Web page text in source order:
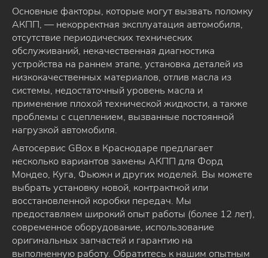
Основные факторы, которые могут вызвать поломку
АКПП, — некорректная эксплуатация автомобиля,
отсутствие периодических технических
обслуживаний, некачественная диагностика
устройства на раннем этапе, установка деталей из
низкокачественных материалов, отлив масла из
системы, недостаточный уровень масла и
применение плохой технической жидкости, а также
проблемы с сцеплением, вызванные постоянной
нагрузкой автомобиля.
Автосервис GBox в Краснодаре предлагает
несколько вариантов замены АКПП для Форд
Мондео, Куга, Фьюжн и других моделей. Вы можете
выбрать установку новой, контрактной или
восстановленной коробки передач. Мы
предоставляем широкий опыт работы (более 12 лет),
современное оборудование, использование
оригинальных запчастей и гарантию на
выполненную работу. Обратитесь к нашим опытным